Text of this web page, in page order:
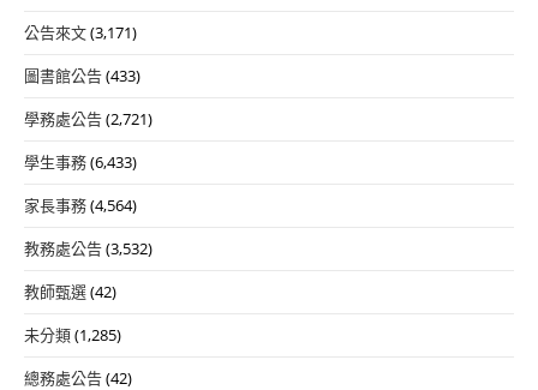
公告來文(3,171)
圖書館公告(433)
學務處公告(2,721)
學生事務(6,433)
家長事務(4,564)
教務處公告(3,532)
教師甄選(42)
未分類(1,285)
總務處公告(42)